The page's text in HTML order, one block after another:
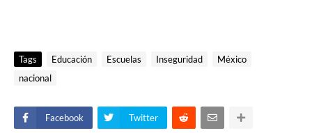
Tags Educación Escuelas Inseguridad
México
nacional
Facebook Twitter